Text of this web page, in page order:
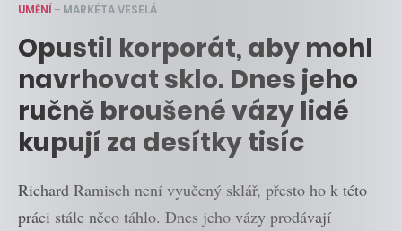
UMĚNÍ– MARKÉTA VESELÁ
Opustil korporát, aby mohl
navrhovat sklo. Dnes jeho
ručně broušené vázy lidé
kupují za desítky tisíc
Richard Ramisch není vyučený sklář, přesto ho k této
práci stále něco táhlo. Dnes jeho vázy prodávají